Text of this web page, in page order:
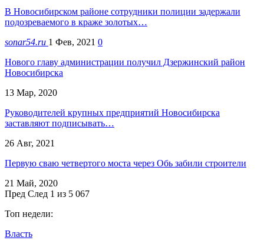
В Новосибирском районе сотрудники полиции задержали
подозреваемого в краже золотых…
sonar54.ru 1 Фев, 2021 0
Нового главу администрации получил Дзержинский район
Новосибирска
13 Мар, 2020
Руководителей крупных предприятий Новосибирска
заставляют подписывать…
26 Авг, 2021
Первую сваю четвертого моста через Обь забили строители
21 Май, 2020
Пред След 1 из 5 067
Топ недели:
Власть